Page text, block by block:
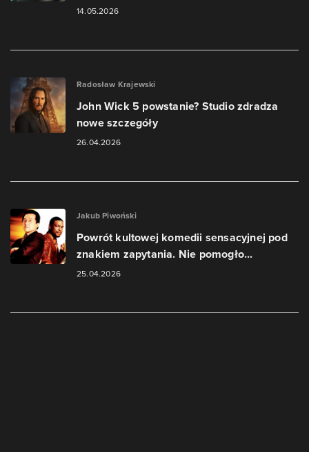
14.05.2026
Radosław Krajewski
John Wick 5 powstanie? Studio zdradza
nowe szczegóły
26.04.2026
Jakub Piwoński
Powrót kultowej komedii sensacyjnej pod
znakiem zapytania. Nie pomogło...
25.04.2026